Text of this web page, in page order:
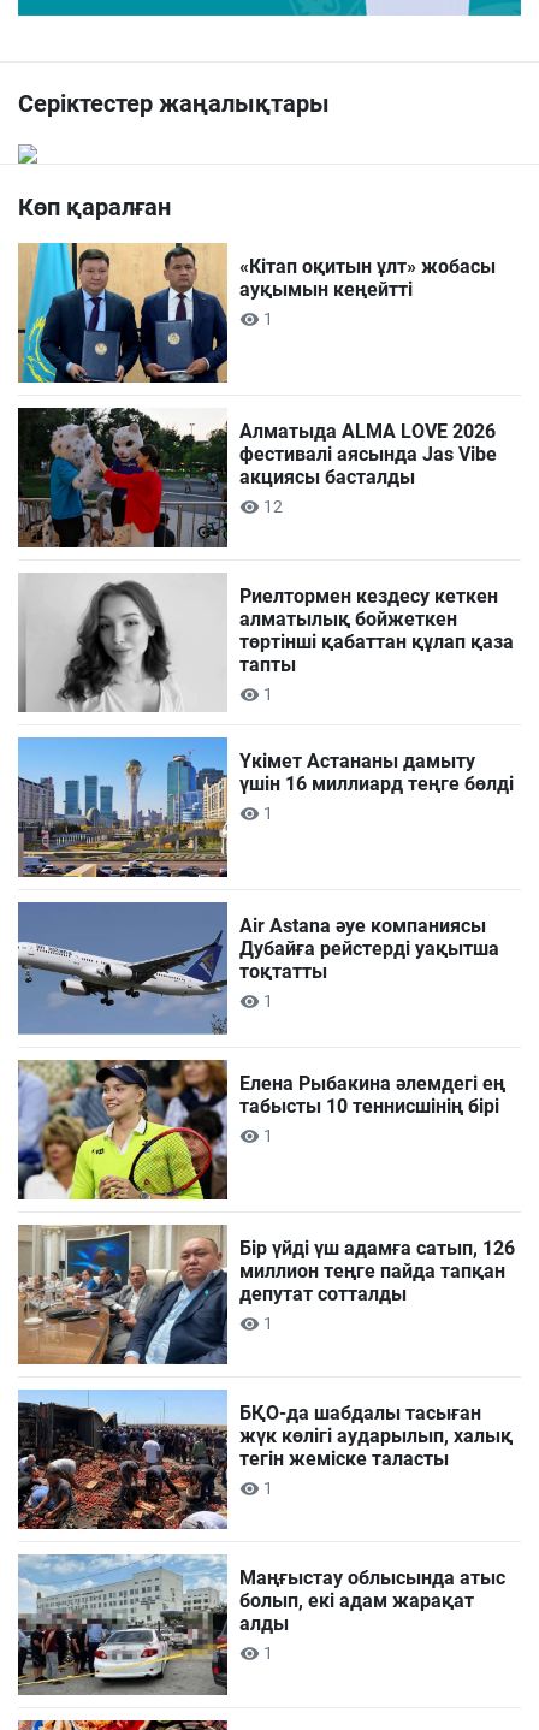
Серіктестер жаңалықтары
Көп қаралған
«Кітап оқитын ұлт» жобасы
ауқымын кеңейтті
1
Алматыда ALMA LOVE 2026
фестивалі аясында Jas Vibe
акциясы басталды
12
Риелтормен кездесу кеткен
алматылық бойжеткен
төртінші қабаттан құлап қаза
тапты
1
Үкімет Астананы дамыту
үшін 16 миллиард теңге бөлді
1
Air Astana әуе компаниясы
Дубайға рейстерді уақытша
тоқтатты
1
Елена Рыбакина әлемдегі ең
табысты 10 теннисшінің бірі
1
Бір үйді үш адамға сатып, 126
миллион теңге пайда тапқан
депутат сотталды
1
БҚО-да шабдалы тасыған
жүк көлігі аударылып, халық
тегін жеміске таласты
1
Маңғыстау облысында атыс
болып, екі адам жарақат
алды
1